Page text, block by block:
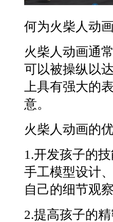
何为火柴人动
火柴人动画通
可以被操纵以
上具有强大的
意。
火柴人动画的
1.开发孩子的
手工模型设计
自己的细节观
2.提高孩子的